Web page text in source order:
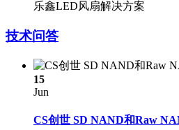
乐鑫LED风扇解决方案
技术问答
15
Jun
CS创世 SD NAND和Raw